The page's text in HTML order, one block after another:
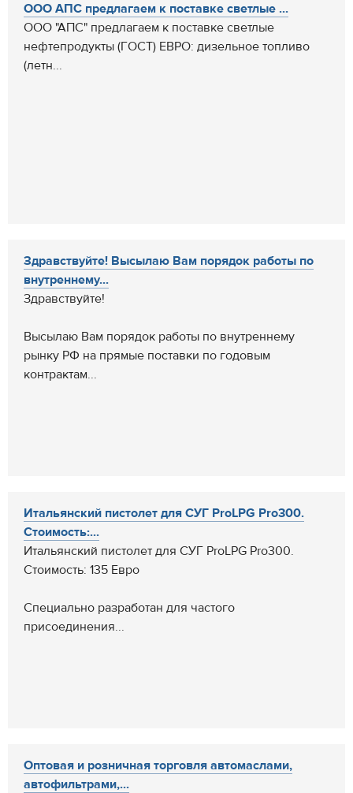
ООО АПС предлагаем к поставке светлые ...
ООО "АПС" предлагаем к поставке светлые
нефтепродукты (ГОСТ) ЕВРО: дизельное топливо
(летн...
Здравствуйте! Высылаю Вам порядок работы по
внутреннему...
Здравствуйте!
Высылаю Вам порядок работы по внутреннему
рынку РФ на прямые поставки по годовым
контрактам...
Итальянский пистолет для СУГ ProLPG Pro300.
Стоимость:...
Итальянский пистолет для СУГ ProLPG Pro300.
Стоимость: 135 Евро
Специально разработан для частого
присоединения...
Оптовая и розничная торговля автомаслами,
автофильтрами,...